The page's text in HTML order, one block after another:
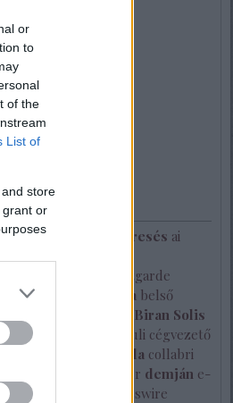
or
to
of the
List of
store
grant or
(1
( 1)
(
(1)
ai ai keresés ai
Avantgarde
bekerülni az újságba belső
Biran Solis
branderősítés buli cégvezető
coca cola collabri
december demján e-
EIN Presswire